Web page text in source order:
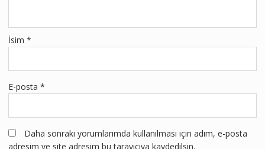
İsim *
E-posta *
Daha sonraki yorumlarımda kullanılması için adım, e-posta
adresim ve site adresim bu tarayıcıya kaydedilsin.